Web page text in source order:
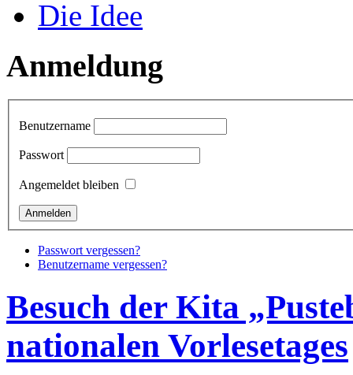
Die Idee
Anmeldung
Benutzername
Passwort
Angemeldet bleiben
Passwort vergessen?
Benutzername vergessen?
Besuch der Kita
nationalen Vorlesetages